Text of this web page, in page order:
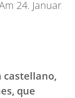
24. Januar
castellano,
que